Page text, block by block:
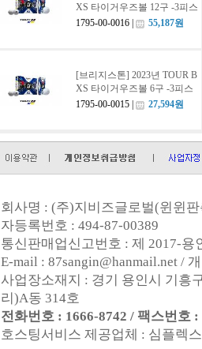
XS 타이거우즈볼 12구 -3피스
1795-00-0016 |
55,187원
[브리지스톤] 2023년 TOUR B
XS 타이거우즈볼 6구 -3피스
1795-00-0015 |
27,594원
회사명 : (주)지비즈글로벌(윈윈
자등록번호 : 494-87-00389
통신판매업신고번호 : 제 2017-용
E-mail : 87sangin@hanmail.net /
사업장소재지 : 경기 용인시 기흥
리)A동 314호
전화번호 : 1666-8742 / 팩스번호 :
호스팅서비스 제공업체 : 심플렉